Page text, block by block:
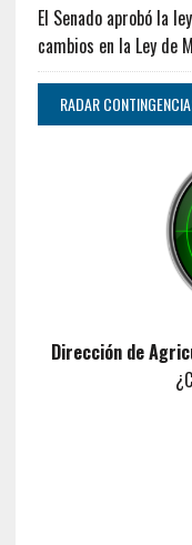
El Senado aprobó la
cambios en la Ley de
RADAR
Dirección de